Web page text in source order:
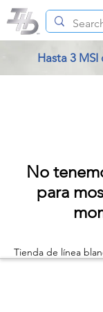
Hasta 3
No
para
Tienda de línea